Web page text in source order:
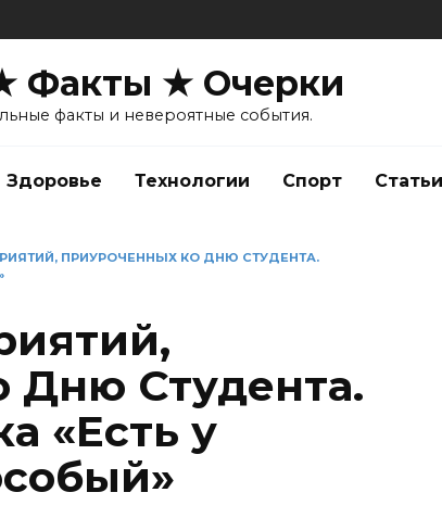
Факты ★ Очерки
факты и невероятные события.
Здоровье Технологии Спорт Статьи
ПРИУРОЧЕННЫХ КО ДНЮ СТУДЕНТА.
Дню Студента.
«Есть у